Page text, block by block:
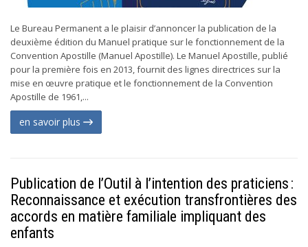
Le Bureau Permanent a le plaisir d’annoncer la publication de la
deuxième édition du Manuel pratique sur le fonctionnement de la
Convention Apostille (Manuel Apostille). Le Manuel Apostille, publié
pour la première fois en 2013, fournit des lignes directrices sur la
mise en œuvre pratique et le fonctionnement de la Convention
Apostille de 1961,...
en savoir plus
Publication de l’Outil à l’intention des praticiens :
Reconnaissance et exécution transfrontières des
accords en matière familiale impliquant des
enfants